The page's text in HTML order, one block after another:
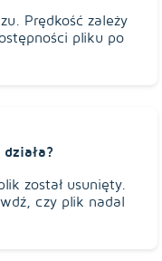
Prędkość zależy
pliku po
został usunięty.
czy plik nadal